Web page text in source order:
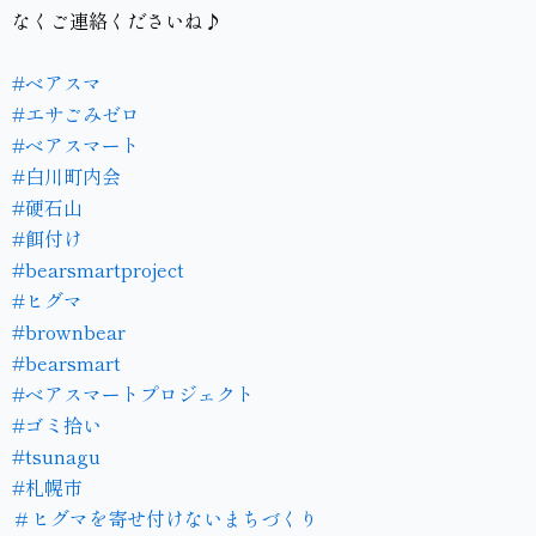
なくご連絡くださいね♪
#ベアスマ
#エサごみゼロ
#ベアスマート
#白川町内会
#硬石山
#餌付け
#bearsmartproject
#ヒグマ
#brownbear
#bearsmart
#ベアスマートプロジェクト
#ゴミ拾い
#tsunagu
#札幌市
＃ヒグマを寄せ付けないまちづくり